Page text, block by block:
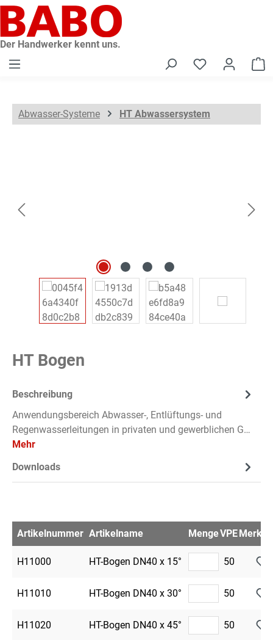
springen
Der Handwerker kennt uns.
Abwasser-Systeme HT Abwassersystem
HT Bogen
Beschreibung
Anwendungsbereich Abwasser-, Entlüftungs- und
Regenwasserleitungen in privaten und gewerblichen G…
Mehr
Downloads
Artikelnummer Artikelname MengeVPE
H11000 HT-Bogen DN40 x 15° 50
H11010 HT-Bogen DN40 x 30° 50
H11020 HT-Bogen DN40 x 45° 50